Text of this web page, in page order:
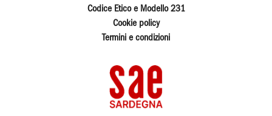
Codice Etico e Modello 231
Cookie policy
Termini e condizioni